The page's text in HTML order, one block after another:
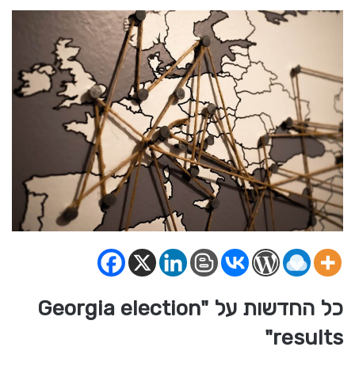
כל החדשות על "Georgia election
results"